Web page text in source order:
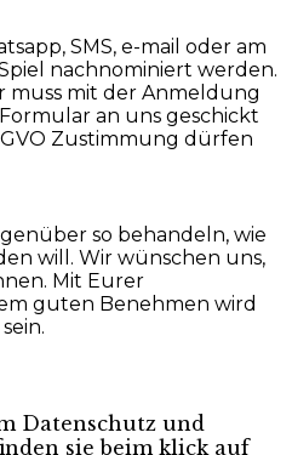
SMS, e-mail oder am
nachnominiert werden.
muss mit der Anmeldung
an uns geschickt
Zustimmung dürfen
so behandeln, wie
will. Wir wünschen uns,
Mit Eurer
guten Benehmen wird
Datenschutz und
sie beim klick auf